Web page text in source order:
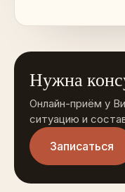
Нужна
Онлайн-приём у
ситуацию и
Записаться